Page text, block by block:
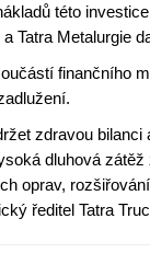
této
Tatra Metalurgie
finančního
zdravou
dluhová
oprav,
ředitel Tatra